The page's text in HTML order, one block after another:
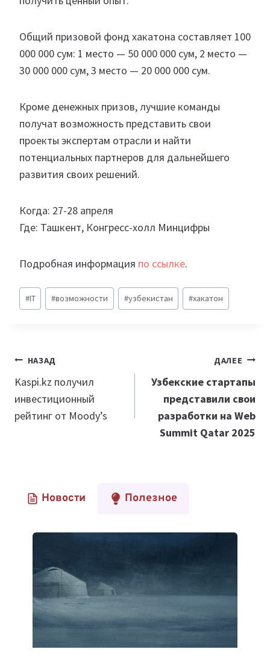
Общий призовой фонд хакатона составляет 100
000 000 сум: 1 место — 50 000 000 сум, 2 место —
30 000 000 сум, 3 место — 20 000 000 сум.
Кроме денежных призов, лучшие команды
получат возможность представить свои
проекты экспертам отрасли и найти
потенциальных партнеров для дальнейшего
развития своих решений.
Когда: 27-28 апреля
Где: Ташкент, Конгресс-холл Минцифры
Подробная информация по ссылке.
Метки
записи:
#IT #возможности #узбекистан #хакатон
Навигация
по
записям
НАЗАД
Kaspi.kz получил
инвестиционный
рейтинг от Moody’s
ДАЛЕЕ
Узбекские стартапы
представили свои
разработки на Web
Summit Qatar 2025
Новости Полезное